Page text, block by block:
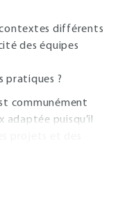
contextes différents
des équipes
pratiques ?
communément
adaptée puisqu’il